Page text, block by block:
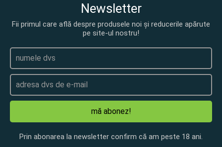
Newsletter
Fii primul care află despre produsele noi și reducerile apărute
pe site-ul nostru!
mă abonez!
Prin abonarea la newsletter confirm că am peste 18 ani.